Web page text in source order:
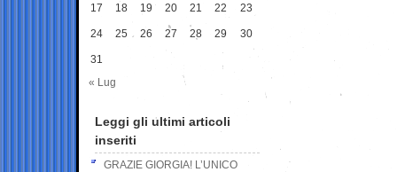
17 18 19 20 21 22 23
24 25 26 27 28 29 30
31
« Lug
Leggi gli ultimi articoli
inseriti
GRAZIE GIORGIA! L’UNICO